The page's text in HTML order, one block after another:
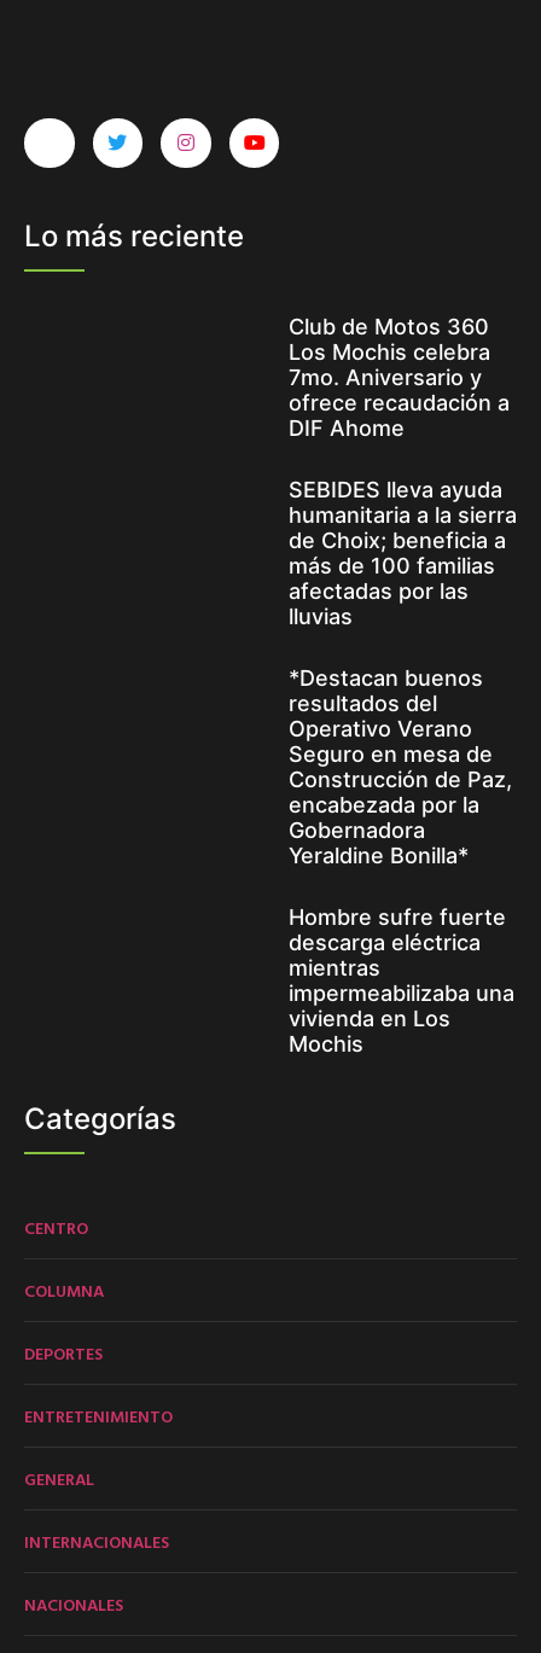
Lo más reciente
Club de Motos 360
Los Mochis celebra
7mo. Aniversario y
ofrece recaudación a
DIF Ahome
SEBIDES lleva ayuda
humanitaria a la sierra
de Choix; beneficia a
más de 100 familias
afectadas por las
lluvias
*Destacan buenos
resultados del
Operativo Verano
Seguro en mesa de
Construcción de Paz,
encabezada por la
Gobernadora
Yeraldine Bonilla*
Hombre sufre fuerte
descarga eléctrica
mientras
impermeabilizaba una
vivienda en Los
Mochis
Categorías
CENTRO
COLUMNA
DEPORTES
ENTRETENIMIENTO
GENERAL
INTERNACIONALES
NACIONALES